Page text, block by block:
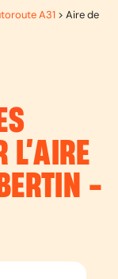
A31 > Aire de
L’AIRE
-